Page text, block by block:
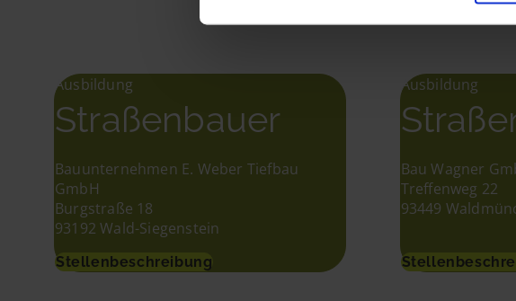
Ausbildung
Straßenbauer
Bauunternehmen E. Weber Tiefbau
GmbH
Burgstraße 18
93192 Wald-Siegenstein
Stellenbeschreibung
Ausbildung
Bau Wagner
Treffenweg 22
93449